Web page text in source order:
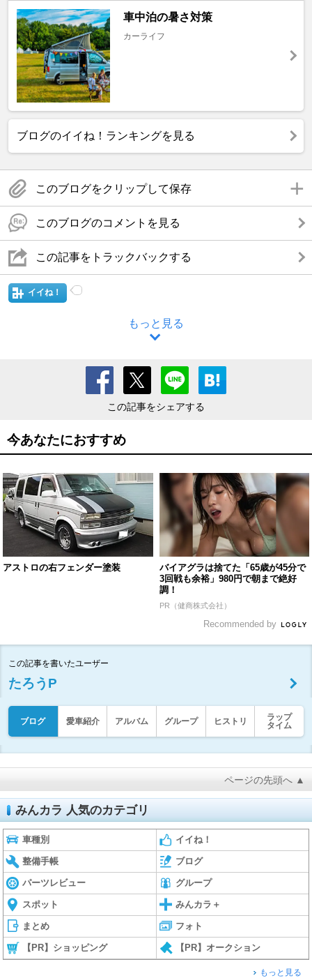
車中泊の暑さ対策
カーライフ
ブログのイイね！ランキングを見る
このブログをクリップして保存
このブログのコメントを見る
この記事をトラックバックする
イイね！
もっと見る
この記事をシェアする
今あなたにおすすめ
アストロの右フェンダー塗装
バイアグラは捨てた「65歳が45分で
3回戦も余裕」980円で朝まで絶好
調！
PR（健商株式会社）
Recommended by
この記事を書いたユーザー
たろうP
ブログ 愛車紹介 アルバム グループ ヒストリ
ラップ
タイム
ページの先頭へ ▲
みんカラ 人気のカテゴリ
車種別 イイね！
整備手帳 ブログ
パーツレビュー グループ
スポット みんカラ＋
まとめ フォト
【PR】ショッピング 【PR】オークション
もっと見る